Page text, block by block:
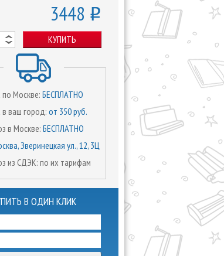
3448 o
КУПИТЬ
Москве:БЕСПЛАТНО
ваш город:от 350 руб.
в Москве: БЕСПЛАТНО
Зверинецкая ул., 12, 3Ц
из СДЭК: по их тарифам
В ОДИН КЛИК